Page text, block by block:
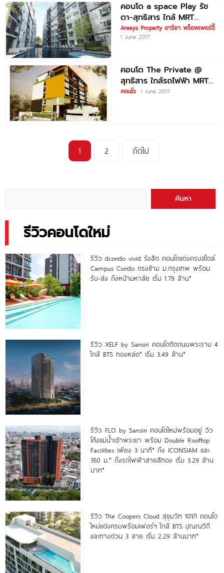
คอนโด a space Play รัช
ดา-สุทธิสาร ใกล้ MRT
สุทธิสาร
Areeya Property อารียา พร็อพเพอร์ตี้
1 June 2017
คอนโด The Private @
สุทธิสาร ใกล้รถไฟฟ้า MRT
สุทธิสาร
คอนโด 1 June 2017
1 2 ถัดไป
ค้นหา
รีวิวคอนโดใหม่
รีวิว dcondo vivid รังสิต คอนโดแต่งครบสไตล์
Campus Condo ตรงข้าม ม.กรุงเทพ พร้อม
รับ-ส่ง ถึงหน้ามหาลัย เริ่ม 1.79 ล้าน*
รีวิว XELF by Sansiri คอนโดติดถนนพระราม 4
ใกล้ BTS ทองหล่อ* เริ่ม 3.49 ล้าน*
รีวิว FLO by Sansiri คอนโดใหม่พร้อมอยู่ วิว
โค้งแม่น้ำเจ้าพระยา พร้อม Double Rooftop
Facilities เพียง 3 นาที* ถึง ICONSIAM และ
350 ม.* ถึงรถไฟฟ้าสายสีทอง เริ่ม 3.29 ล้าน
บาท*
รีวิว The Coopers Cloud สุขุมวิท 101/1 คอนโด
ใหม่แต่งครบพร้อมเฟอร์ฯ ใกล้ BTS ปุณณวิถี
และทางด่วน 3 สาย เริ่ม 2.29 ล้านบาท*